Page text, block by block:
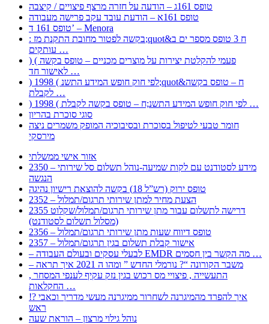
טופס 161ג – הודעה על חזרה מרצף פיצויים / קיצבה
טופס 161א – הודעת עובד עקב פרישה מעבודה
טופס 161 ד’ – Menora
: בקשה לפטור מחובת התקנת מז;quot&ח 3 טופס מספר ים ב
עותקים …
) ( פעמי להקלטת יצירות על מוצרים מכניים – טופס בקשה
לאישור חד …
) 1998 ( לפי חוק חופש המידע התשנ;quot&ח – טופס בקשה
לקבלת …
) 1998 ( לפי חוק חופש המידע התשנ;ח – טופס בקשה לקבלת …
סוגי סוכרת בהריון
חומר טבעי לטיפול בסוכרת ובסיבוכיה המופק משמרים ניצה
מירסקי
אזור אישי ממשלתי
2350 – מידע לסטודנט עם לקות שמיעה-נוהל תשלום סל שירותי
הנגשה
טופס ירוק (רש”ל 18) בקשה להוצאת רישיון נהיגה
2352 – הצעת מחיר למתן שירותי תרגום/תמלול
2355 דרישה לתשלום עבור מתן שירותי תרגום/תמלול/שקלוט
(מסלול תשלום לסטודנט)
2356 – טופס דיווח שעות מתן שירותי תרגום/תמלול
2357 – אישור קבלת תשלום בגין תרגום/תמלול
– לבעלי עסקים ובעולם העבודה EMDR מה הקשר בין חסמים …
– משבר הקורונה “? נורמלי החדש ” ומהו ה 2021 איך תראה
, התעשייה , פיצויי מס רכוש בגין נזק עקיף לענפי המסחר
החקלאות …
!? איך להפרד מהמיגרנה לשחרור ממיגרנה מעשי מדריך וכאבי
ראש
נוהל גילוי מרצון – הוראת שעה